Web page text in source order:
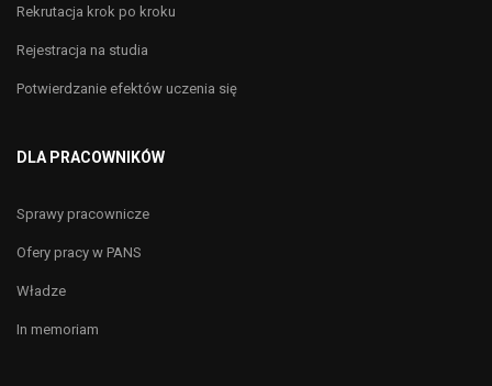
Rekrutacja krok po kroku
Rejestracja na studia
Potwierdzanie efektów uczenia się
DLA PRACOWNIKÓW
Sprawy pracownicze
Ofery pracy w PANS
Władze
In memoriam